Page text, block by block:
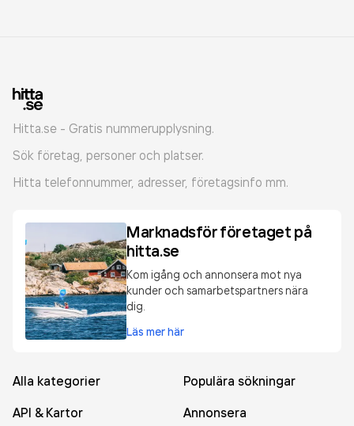
Hitta.se - Gratis nummerupplysning.
Sök företag, personer och platser.
Hitta telefonnummer, adresser, företagsinfo mm.
Marknadsför företaget på
hitta.se
Kom igång och annonsera mot nya
kunder och samarbetspartners nära
dig.
Läs mer här
Alla kategorier
Populära sökningar
API & Kartor
Annonsera